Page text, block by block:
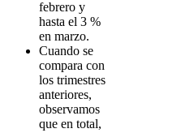
febrero y
hasta el 3 %
en marzo.
Cuando se
compara con
los trimestres
anteriores,
observamos
que en total,